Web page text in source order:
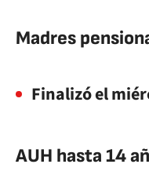
Madres
Finalizó el
AUH hasta 14